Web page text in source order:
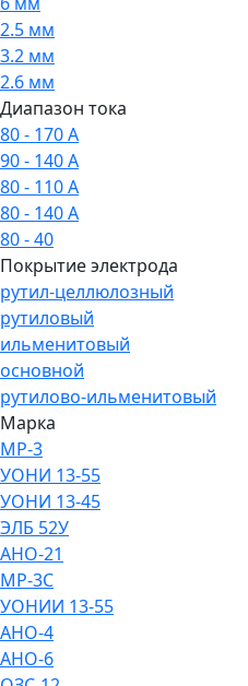
2.5 мм
3.2 мм
2.6 мм
Диапазон тока
80 - 170 А
90 - 140 А
80 - 110 А
80 - 140 А
80 - 40
Покрытие электрода
рутил-целлюлозный
рутиловый
ильменитовый
основной
рутилово-ильменитовый
Марка
МР-3
УОНИ 13-55
УОНИ 13-45
ЭЛБ 52У
АНО-21
МР-3С
УОНИИ 13-55
АНО-4
АНО-6